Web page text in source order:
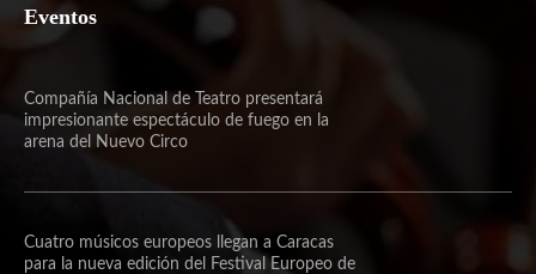
Eventos
Compañía Nacional de Teatro presentará
impresionante espectáculo de fuego en la
arena del Nuevo Circo
Cuatro músicos europeos llegan a Caracas
para la nueva edición del Festival Europeo de